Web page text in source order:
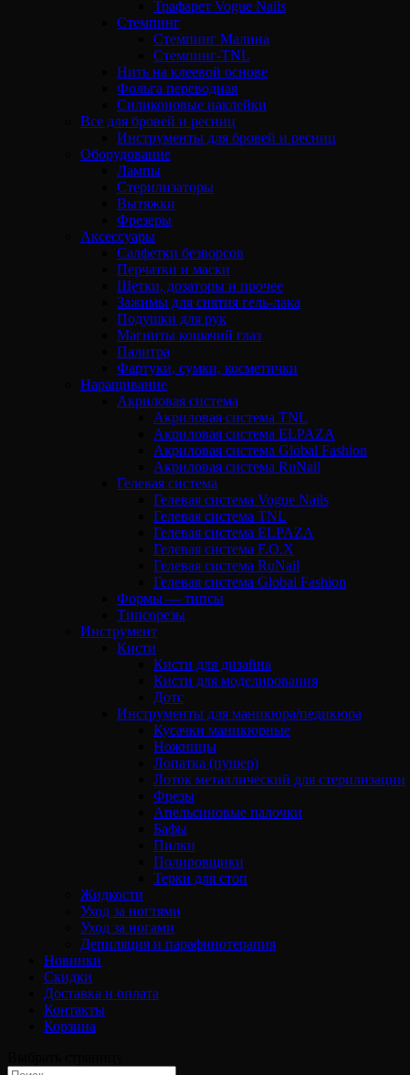
Трафарет Vogue Nails
Стемпинг
Стемпинг Малина
Стемпинг-TNL
Нить на клеевой основе
Фольга переводная
Силиконовые наклейки
Все для бровей и ресниц
Инструменты для бровей и ресниц
Оборудование
Лампы
Стерилизаторы
Вытяжки
Фрезеры
Аксессуары
Салфетки безворсов
Перчатки и маски
Щетки, дозаторы и прочее
Зажимы для снятия гель-лака
Подушки для рук
Магниты кошачий глаз
Палитра
Фартуки, сумки, косметички
Наращивание
Акриловая система
Акриловая система TNL
Акриловая система ELPAZA
Акриловая система Global Fashion
Акриловая система RuNail
Гелевая система
Гелевая система Vogue Nails
Гелевая система TNL
Гелевая система ELPAZA
Гелевая система F.O.X
Гелевая система RuNail
Гелевая система Global Fashion
Формы — типсы
Типсорезы
Инструмент
Кисти
Кисти для дизайна
Кисти для моделирования
Дотс
Инструменты для маникюра/педикюра
Кусачки маникюрные
Ножницы
Лопатка (пушер)
Лоток металлический для стерилизации
Фрезы
Апельсиновые палочки
Бафы
Пилки
Полировщики
Терки для стоп
Жидкости
Уход за ногтями
Уход за ногами
Депиляция и парафинотерапия
Новинки
Скидки
Доставка и оплата
Контакты
Корзина